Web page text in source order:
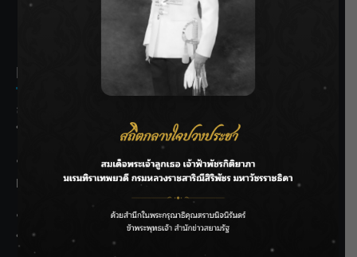
THE BEST ENTERTAINMENT
Recent Posts
ลุยไม่หยุด!! กรมชลฯ เร่งเคลียร์ผักตบชวา-ติดตั้งเครื่องสูบน้ำ
ทั่วไทย
“BILLKIN” สร้างความภาคภูมิใจ คว้ารางวัลใหญ่ Weibo
Malaysia พร้อมโชว์สุดประทับใจ
“สุริยะ” สั่งกรมชลฯ เฝ้าระวังน้ำ 24 ชม. รับมือฝนสิงหาคม
บริหารเชิงรุกลดเสี่ยงน้ำท่วม